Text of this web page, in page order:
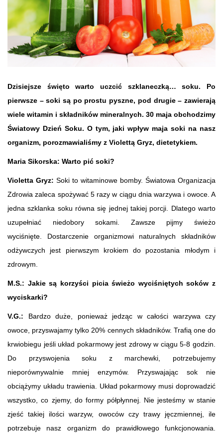
Dzisiejsze święto warto uczcić szklaneczką… soku. Po
pierwsze – soki są po prostu pyszne, pod drugie – zawierają
wiele witamin i składników mineralnych. 30 maja obchodzimy
Światowy Dzień Soku. O tym, jaki wpływ maja soki na nasz
organizm, porozmawialiśmy z Violettą Gryz, dietetykiem.
Maria Sikorska: Warto pić soki?
Violetta Gryz: Soki to witaminowe bomby. Światowa Organizacja
Zdrowia zaleca spożywać 5 razy w ciągu dnia warzywa i owoce. A
jedna szklanka soku równa się jednej takiej porcji. Dlatego warto
uzupełniać niedobory sokami. Zawsze pijmy świeżo
wyciśnięte. Dostarczenie organizmowi naturalnych składników
odżywczych jest pierwszym krokiem do pozostania młodym i
zdrowym.
M.S.: Jakie są korzyści picia świeżo wyciśniętych soków z
wyciskarki?
V.G.: Bardzo duże, ponieważ jedząc w całości warzywa czy
owoce, przyswajamy tylko 20% cennych składników. Trafią one do
krwiobiegu jeśli układ pokarmowy jest zdrowy w ciągu 5-8 godzin.
Do przyswojenia soku z marchewki, potrzebujemy
nieporównywalnie mniej enzymów. Przyswajając sok nie
obciążymy układu trawienia. Układ pokarmowy musi doprowadzić
wszystko, co zjemy, do formy półpłynnej. Nie jesteśmy w stanie
zjeść takiej ilości warzyw, owoców czy trawy jęczmiennej, ile
potrzebuje nasz organizm do prawidłowego funkcjonowania.